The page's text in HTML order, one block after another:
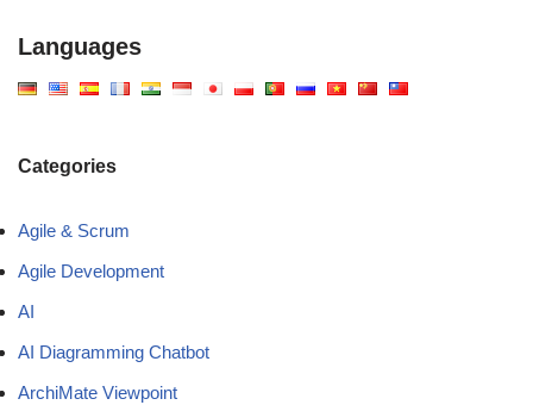
Languages
Categories
Agile & Scrum
Agile Development
AI
AI Diagramming Chatbot
ArchiMate Viewpoint